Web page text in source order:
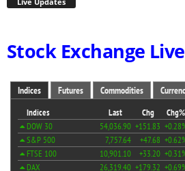
Stock Exchange Live